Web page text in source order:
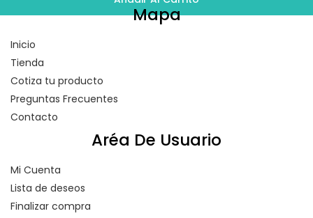
Mapa
Inicio
Tienda
Cotiza tu producto
Preguntas Frecuentes
Contacto
Aréa De Usuario
Mi Cuenta
Lista de deseos
Finalizar compra